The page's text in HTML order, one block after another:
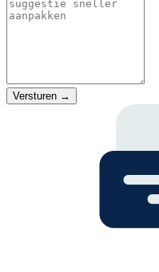
Versturen →